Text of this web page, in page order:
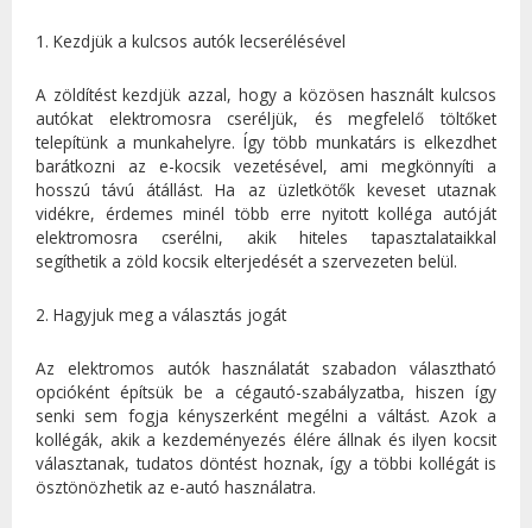
1. Kezdjük a kulcsos autók lecserélésével
A zöldítést kezdjük azzal, hogy a közösen használt kulcsos
autókat elektromosra cseréljük, és megfelelő töltőket
telepítünk a munkahelyre. Így több munkatárs is elkezdhet
barátkozni az e-kocsik vezetésével, ami megkönnyíti a
hosszú távú átállást. Ha az üzletkötők keveset utaznak
vidékre, érdemes minél több erre nyitott kolléga autóját
elektromosra cserélni, akik hiteles tapasztalataikkal
segíthetik a zöld kocsik elterjedését a szervezeten belül.
2. Hagyjuk meg a választás jogát
Az elektromos autók használatát szabadon választható
opcióként építsük be a cégautó-szabályzatba, hiszen így
senki sem fogja kényszerként megélni a váltást. Azok a
kollégák, akik a kezdeményezés élére állnak és ilyen kocsit
választanak, tudatos döntést hoznak, így a többi kollégát is
ösztönözhetik az e-autó használatra.